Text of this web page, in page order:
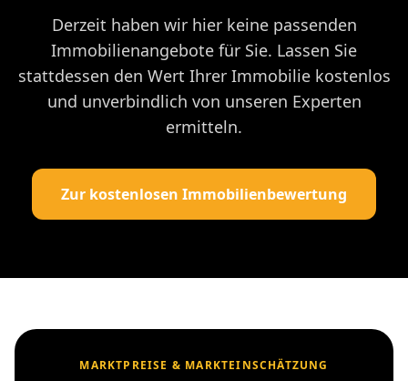
Derzeit haben wir hier keine passenden
Immobilienangebote für Sie. Lassen Sie
stattdessen den Wert Ihrer Immobilie kostenlos
und unverbindlich von unseren Experten
ermitteln.
Zur kostenlosen Immobilienbewertung
MARKTPREISE & MARKTEINSCHÄTZUNG